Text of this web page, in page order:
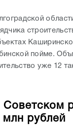
пойме.
уже 12
Советском
млн рублей